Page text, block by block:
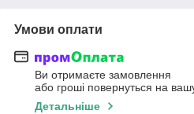
Умови оплати
Ви отримаєте замовлення
або гроші повернуться на
Детальніше